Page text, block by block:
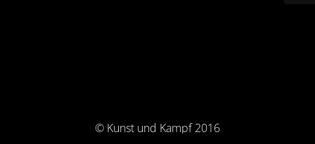
© Kunst und Kampf 2016